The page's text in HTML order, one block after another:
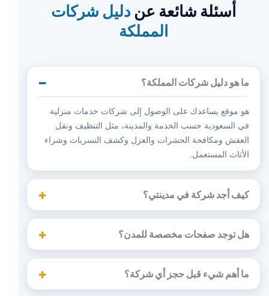
أسئلة شائعة عن دليل شركات
المملكة
ما هو دليل شركات المملكة؟
هو موقع يساعدك على الوصول إلى شركات خدمات منزلية
في السعودية حسب الخدمة والمدينة، مثل التنظيف ونقل
العفش ومكافحة الحشرات والعزل وكشف التسربات وشراء
الأثاث المستعمل.
كيف أجد شركة في مدينتي؟
هل توجد صفحات مخصصة للمدن؟
ما أهم شيء قبل حجز أي شركة؟